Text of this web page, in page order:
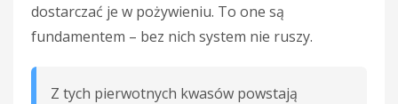
dostarczać je w pożywieniu. To one są
fundamentem – bez nich system nie ruszy.
Z tych pierwotnych kwasów powstają